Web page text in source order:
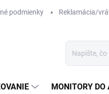
podmienky Reklamácia/
MONITORY DO